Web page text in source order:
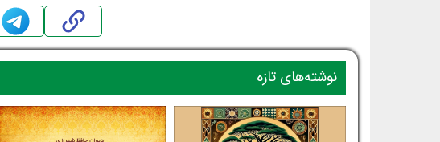
نوشته‌های تازه